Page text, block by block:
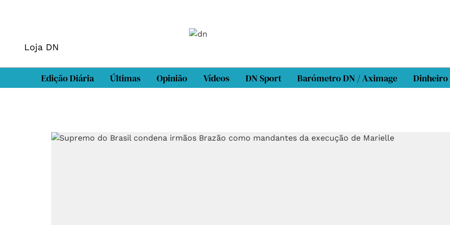
Loja DN
Edição Diária Últimas Opinião Vídeos DN Sport Barómetro DN / Aximage Dinheiro